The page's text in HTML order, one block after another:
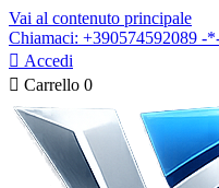
Vai al contenuto principale
Chiamaci: +390574592089 -
 Accedi
 Carrello 0